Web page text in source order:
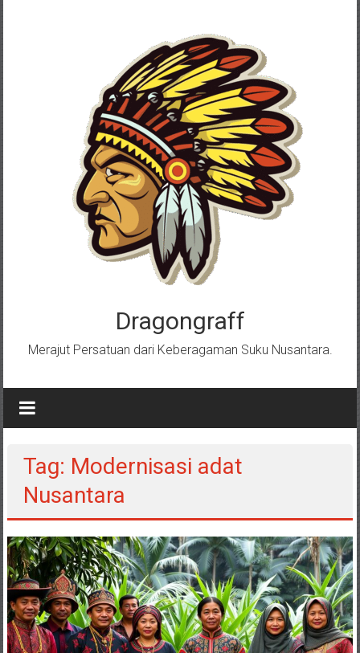
Dragongraff
Merajut Persatuan dari Keberagaman Suku Nusantara.
Tag: Modernisasi adat
Nusantara